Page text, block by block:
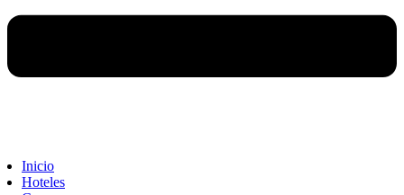
Inicio
Hoteles